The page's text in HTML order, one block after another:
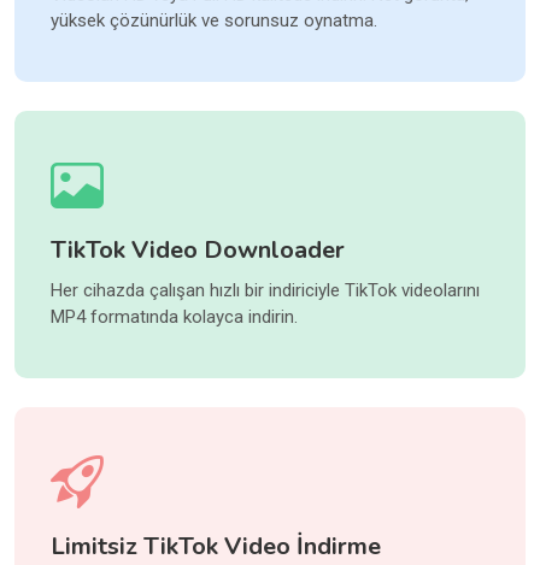
yüksek çözünürlük ve sorunsuz oynatma.
TikTok Video Downloader
Her cihazda çalışan hızlı bir indiriciyle TikTok videolarını
MP4 formatında kolayca indirin.
Limitsiz TikTok Video İndirme